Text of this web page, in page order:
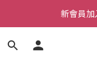
新會員加